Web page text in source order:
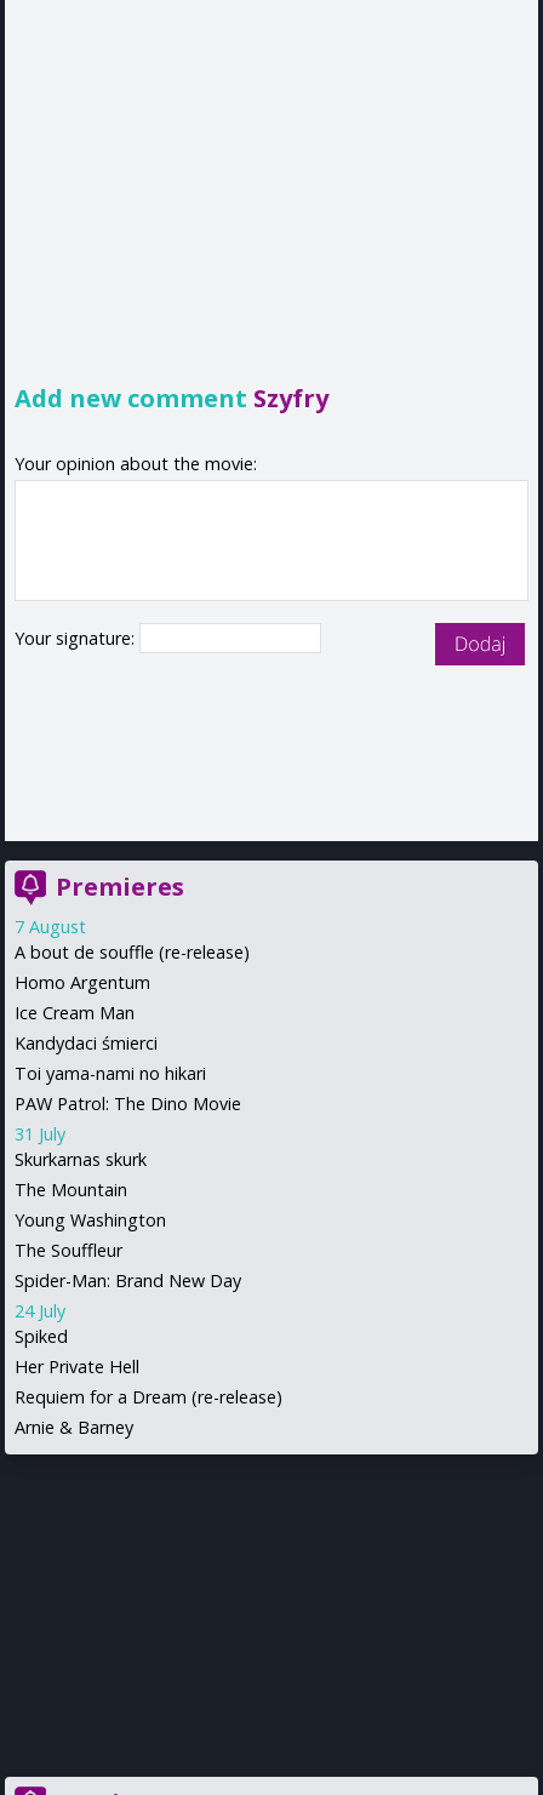
Add new comment Szyfry
Your opinion about the movie:
Your signature:
Premieres
7 August
A bout de souffle (re-release)
Homo Argentum
Ice Cream Man
Kandydaci śmierci
Toi yama-nami no hikari
PAW Patrol: The Dino Movie
31 July
Skurkarnas skurk
The Mountain
Young Washington
The Souffleur
Spider-Man: Brand New Day
24 July
Spiked
Her Private Hell
Requiem for a Dream (re-release)
Arnie & Barney